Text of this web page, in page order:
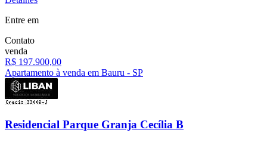
Entre em
Contato
venda
R$ 197.900,00
Apartamento à venda em Bauru - SP
Residencial Parque Granja Cecília B